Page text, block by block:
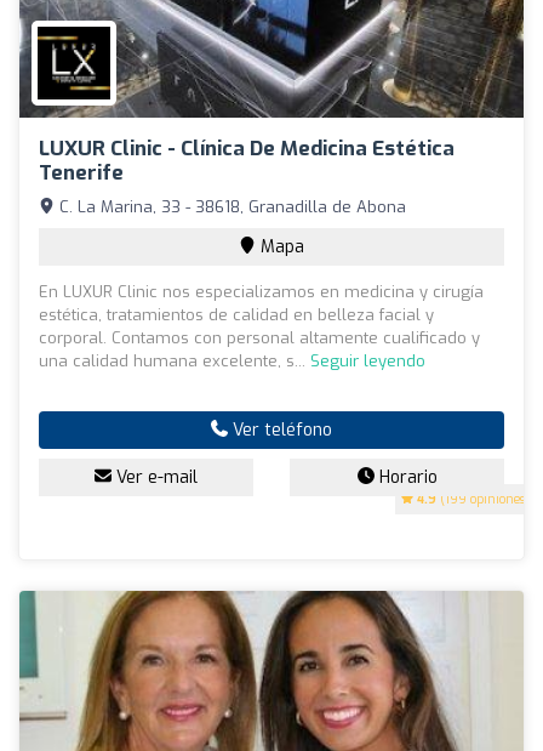
LUXUR Clinic - Clínica De Medicina Estética
Tenerife
4.9 (199 opiniones)
C. La Marina, 33 - 38618, Granadilla de Abona
Mapa
En LUXUR Clinic nos especializamos en medicina y cirugía
estética, tratamientos de calidad en belleza facial y
corporal. Contamos con personal altamente cualificado y
una calidad humana excelente, s... Seguir leyendo
Ver teléfono
Ver e-mail Horario